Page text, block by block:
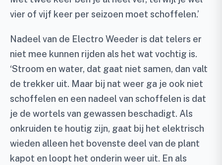
vier of vijf keer per seizoen moet schoffelen.’
Nadeel van de Electro Weeder is dat telers er
niet mee kunnen rijden als het wat vochtig is.
‘Stroom en water, dat gaat niet samen, dan valt
de trekker uit. Maar bij nat weer ga je ook niet
schoffelen en een nadeel van schoffelen is dat
je de wortels van gewassen beschadigt. Als
onkruiden te houtig zijn, gaat bij het elektrisch
wieden alleen het bovenste deel van de plant
kapot en loopt het onderin weer uit. En als